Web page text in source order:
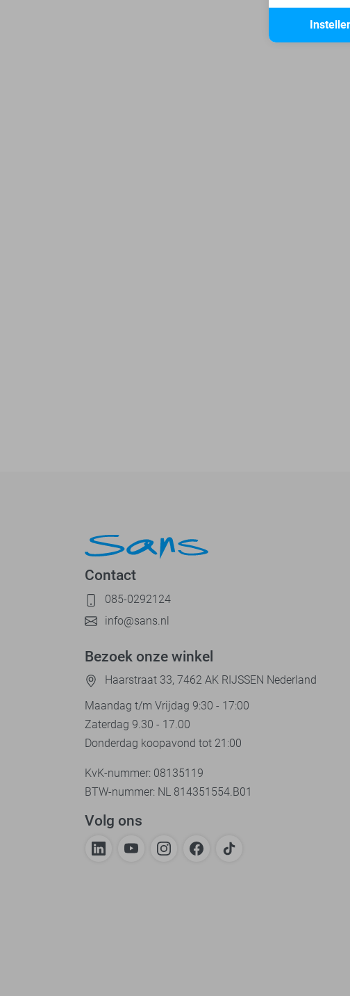
Contact
085-0292124
info@sans.nl
Bezoek onze winkel
Haarstraat 33, 7462 AK RIJSSEN Nederland
Maandag t/m Vrijdag 9:30 - 17:00
Zaterdag 9.30 - 17.00
Donderdag koopavond tot 21:00
KvK-nummer: 08135119
BTW-nummer: NL 814351554.B01
Volg ons